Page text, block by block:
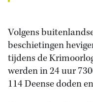
Volgens
beschietingen
tijdens de
werden in 24 uur
114 Deense doden